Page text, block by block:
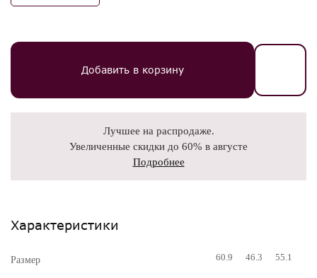
Добавить в корзину
Лучшее на распродаже.
Увеличенные скидки до 60% в августе
Подробнее
Характеристики
Размер 60.9 46.3 55.1